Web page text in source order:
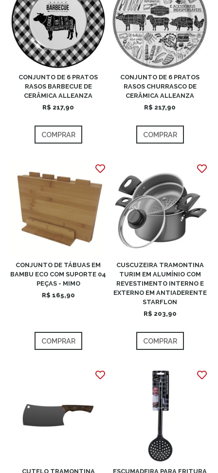
CONJUNTO DE 6 PRATOS
RASOS BARBECUE DE
CERÂMICA ALLEANZA
R$ 217,90
COMPRAR
CONJUNTO DE 6 PRATOS
RASOS CHURRASCO DE
CERÂMICA ALLEANZA
R$ 217,90
COMPRAR
CONJUNTO DE TÁBUAS EM
BAMBU ECO COM SUPORTE 04
PEÇAS - MIMO
R$ 165,90
COMPRAR
CUSCUZEIRA TRAMONTINA
TURIM EM ALUMÍNIO COM
REVESTIMENTO INTERNO E
EXTERNO EM ANTIADERENTE
STARFLON
R$ 203,90
COMPRAR
CUTELO TRAMONTINA ESCUMADEIRA PARA FRITURA